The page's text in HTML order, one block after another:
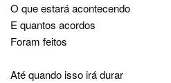
O que estará acontecendo
E quantos acordos
Foram feitos
Até quando isso irá durar